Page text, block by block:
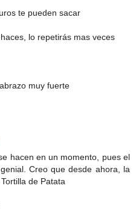
te pueden sacar
lo repetirás mas veces
muy fuerte
hacen en un momento, pues el
Creo que desde ahora, la
de Patata